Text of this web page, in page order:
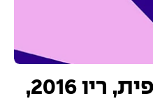
הפינה האולימפית, ריו 2016,